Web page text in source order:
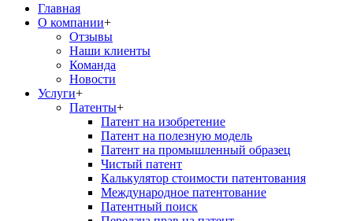
Главная
О компании+
Отзывы
Наши клиенты
Команда
Новости
Услуги+
Патенты+
Патент на изобретение
Патент на полезную модель
Патент на промышленный образец
Чистый патент
Калькулятор стоимости патентования
Международное патентование
Патентный поиск